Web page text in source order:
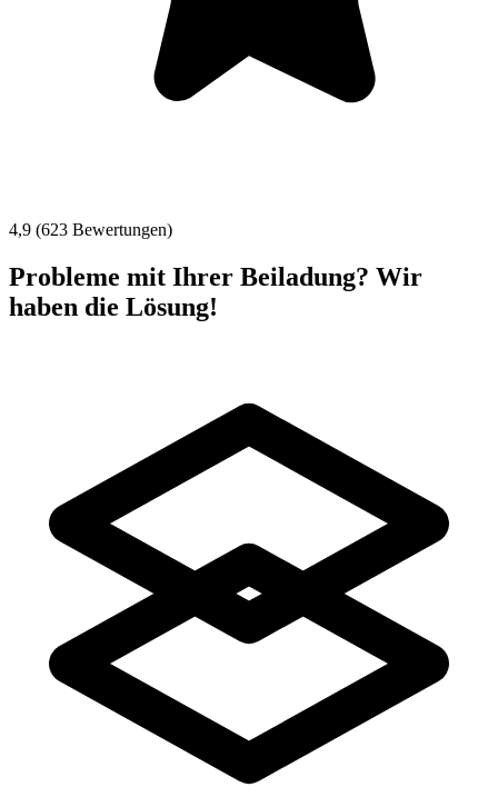
4,9 (623 Bewertungen)
Probleme mit Ihrer Beiladung? Wir
haben die Lösung!